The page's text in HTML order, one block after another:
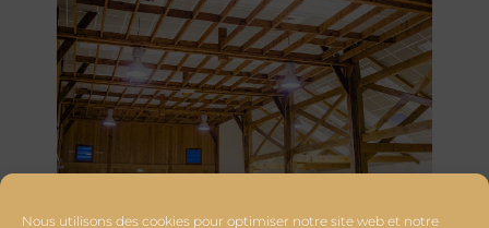
Nous utilisons des cookies pour optimiser notre site web et notre